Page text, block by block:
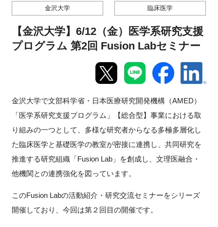
お問い合わせ
イベント
プログラム
ニュース・掲示板
金沢大学 臨床医学
【金沢大学】6/12（金）医学系研究支援
プログラム 第2回 Fusion Labセミナー
金沢大学で文部科学省・日本医療研究開発機構（AMED）
「医学系研究支援プログラム」【総合型】事業における取
り組みの一つとして、多様な研究者からなる多極多層化し
た臨床医学と基礎医学の教室が密接に連携し、共同研究を
推進する研究組織「Fusion Lab」を創成し、文理医融合・
他機関との連携強化を図っています。
このFusion Labの活動紹介・研究交流セミナーをシリーズ
開催しており、今回は第２回目の開催です。